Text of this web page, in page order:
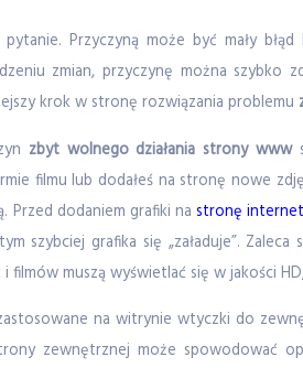
Przyczyną może być mały
zmian, przyczynę można szybko
krok w stronę rozwiązania problemu
zbyt wolnego działania strony www
filmu lub dodałeś na stronę nowe
Przed dodaniem grafiki na stronę
szybciej grafika się „załaduje”.
filmów muszą wyświetlać się w jakości
na witrynie wtyczki do
zewnętrznej może spowodować